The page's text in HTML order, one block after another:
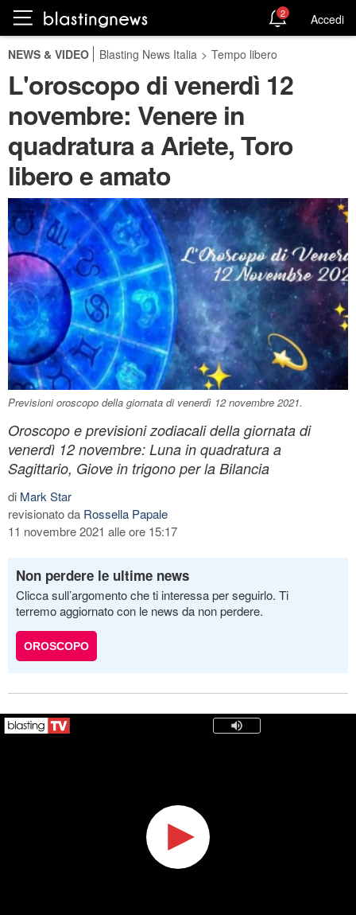
2 Accedi
NEWS & VIDEO Blasting News Italia > Tempo libero
L'oroscopo di venerdì 12
novembre: Venere in
quadratura a Ariete, Toro
libero e amato
Previsioni oroscopo della giornata di venerdì 12 novembre 2021.
Oroscopo e previsioni zodiacali della giornata di
venerdì 12 novembre: Luna in quadratura a
Sagittario, Giove in trigono per la Bilancia
di Mark Star
revisionato da Rossella Papale
11 novembre 2021 alle ore 15:17
Non perdere le ultime news
Clicca sull’argomento che ti interessa per seguirlo. Ti
terremo aggiornato con le news da non perdere.
OROSCOPO